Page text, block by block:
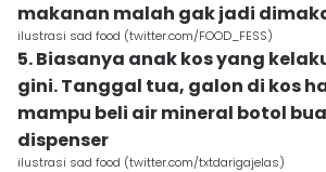
makanan malah gak jadi
ilustrasi sad food (twitter.com/FOOD_FESS)
5. Biasanya anak kos yang
gini. Tanggal tua, galon di kos
mampu beli air mineral botol
dispenser
ilustrasi sad food (twitter.com/txtdarigajelas)